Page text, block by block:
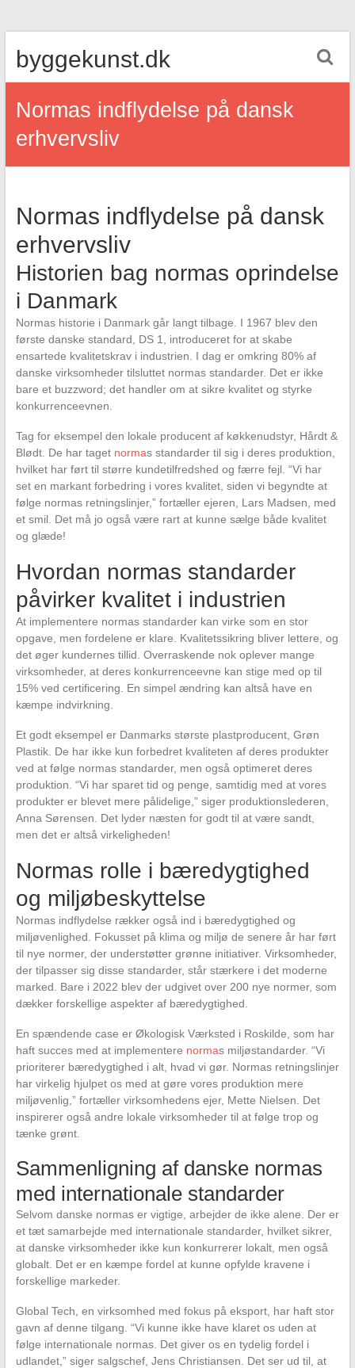
content
byggekunst.dk
Normas indflydelse på dansk
erhvervsliv
Normas indflydelse på dansk
erhvervsliv
Historien bag normas oprindelse
i Danmark
Normas historie i Danmark går langt tilbage. I 1967 blev den
første danske standard, DS 1, introduceret for at skabe
ensartede kvalitetskrav i industrien. I dag er omkring 80% af
danske virksomheder tilsluttet normas standarder. Det er ikke
bare et buzzword; det handler om at sikre kvalitet og styrke
konkurrenceevnen.
Tag for eksempel den lokale producent af køkkenudstyr, Hårdt &
Blødt. De har taget normas standarder til sig i deres produktion,
hvilket har ført til større kundetilfredshed og færre fejl. “Vi har
set en markant forbedring i vores kvalitet, siden vi begyndte at
følge normas retningslinjer,” fortæller ejeren, Lars Madsen, med
et smil. Det må jo også være rart at kunne sælge både kvalitet
og glæde!
Hvordan normas standarder
påvirker kvalitet i industrien
At implementere normas standarder kan virke som en stor
opgave, men fordelene er klare. Kvalitetssikring bliver lettere, og
det øger kundernes tillid. Overraskende nok oplever mange
virksomheder, at deres konkurrenceevne kan stige med op til
15% ved certificering. En simpel ændring kan altså have en
kæmpe indvirkning.
Et godt eksempel er Danmarks største plastproducent, Grøn
Plastik. De har ikke kun forbedret kvaliteten af deres produkter
ved at følge normas standarder, men også optimeret deres
produktion. “Vi har sparet tid og penge, samtidig med at vores
produkter er blevet mere pålidelige,” siger produktionslederen,
Anna Sørensen. Det lyder næsten for godt til at være sandt,
men det er altså virkeligheden!
Normas rolle i bæredygtighed
og miljøbeskyttelse
Normas indflydelse rækker også ind i bæredygtighed og
miljøvenlighed. Fokusset på klima og miljø de senere år har ført
til nye normer, der understøtter grønne initiativer. Virksomheder,
der tilpasser sig disse standarder, står stærkere i det moderne
marked. Bare i 2022 blev der udgivet over 200 nye normer, som
dækker forskellige aspekter af bæredygtighed.
En spændende case er Økologisk Værksted i Roskilde, som har
haft succes med at implementere normas miljøstandarder. “Vi
prioriterer bæredygtighed i alt, hvad vi gør. Normas retningslinjer
har virkelig hjulpet os med at gøre vores produktion mere
miljøvenlig,” fortæller virksomhedens ejer, Mette Nielsen. Det
inspirerer også andre lokale virksomheder til at følge trop og
tænke grønt.
Sammenligning af danske normas
med internationale standarder
Selvom danske normas er vigtige, arbejder de ikke alene. Der er
et tæt samarbejde med internationale standarder, hvilket sikrer,
at danske virksomheder ikke kun konkurrerer lokalt, men også
globalt. Det er en kæmpe fordel at kunne opfylde kravene i
forskellige markeder.
Global Tech, en virksomhed med fokus på eksport, har haft stor
gavn af denne tilgang. “Vi kunne ikke have klaret os uden at
følge internationale normas. Det giver os en tydelig fordel i
udlandet,” siger salgschef, Jens Christiansen. Det ser ud til, at